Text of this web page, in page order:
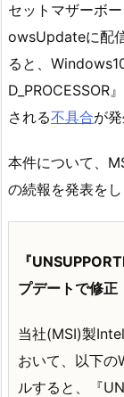
セットマザーボ
owsUpdateに配
ると、
D_PROCESSOR
される不具合が
本件について、
の続報を発表をし
『
プデートで修正
当社(MSI)製
おいて、以下
ルすると、『